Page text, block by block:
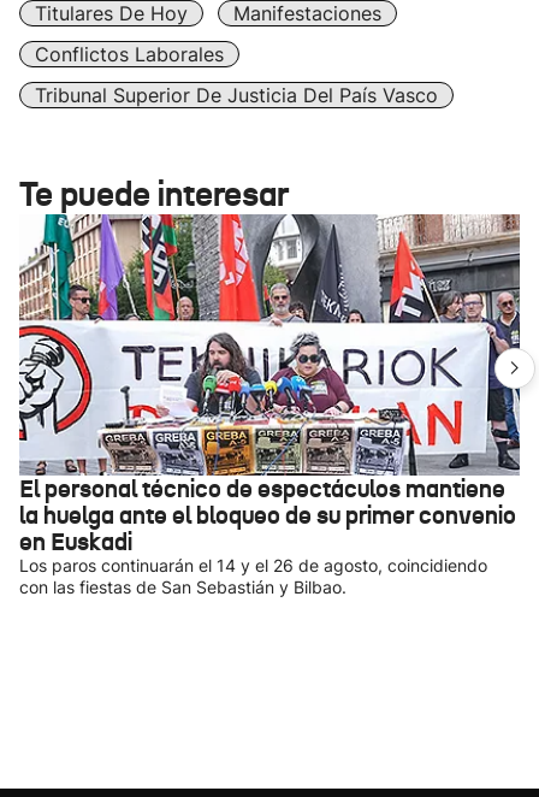
Titulares De Hoy
Manifestaciones
Conflictos Laborales
Tribunal Superior De Justicia Del País Vasco
Te puede interesar
El personal técnico de espectáculos mantiene
la huelga ante el bloqueo de su primer convenio
en Euskadi
Los paros continuarán el 14 y el 26 de agosto, coincidiendo
con las fiestas de San Sebastián y Bilbao.